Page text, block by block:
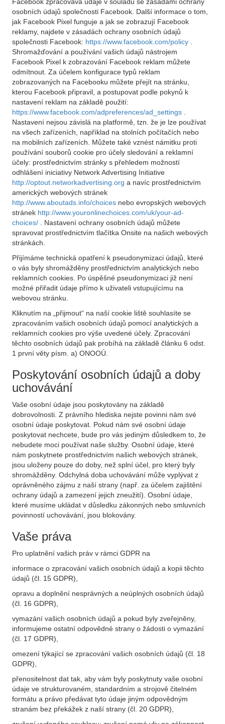
osobních údajů společnosti Facebook. Další informace o tom,
jak Facebook Pixel funguje a jak se zobrazují Facebook
reklamy, najdete v zásadách ochrany osobních údajů
společnosti Facebook: https://www.facebook.com/policy
Shromažďování a používání vašich údajů nástrojem
Facebook Pixel k zobrazování Facebook reklam můžete
odmítnout. Za účelem konfigurace typů reklam
zobrazovaných na Facebooku můžete přejít na stránku,
kterou Facebook připravil, a postupovat podle pokynů k
nastavení reklam na základě použití:
https://www.facebook.com/adpreferences/ad_settings
Nastavení nejsou závislá na platformě, tzn. že je lze používat
na všech zařízeních, například na stolních počítačích nebo
na mobilních zařízeních. Můžete také vznést námitku proti
používání souborů cookie pro účely sledování a reklamní
účely: prostřednictvím stránky s přehledem možností
odhlášení iniciativy Network Advertising Initiative
http://optout.networkadvertising.org a navíc prostřednictvím
amerických webových stránek
http://www.aboutads.info/choices nebo evropských webových
stránek http://www.youronlinechoices.com/uk/your-ad-
choices/
. Nastavení ochrany osobních údajů můžete
spravovat prostřednictvím tlačítka Onsite na našich webových
stránkách.
Přijímáme technická opatření k pseudonymizaci údajů, které
o vás byly shromážděny prostřednictvím analytických nebo
reklamních cookies. Po úspěšné pseudonymizaci již není
možné přiřadit údaje přímo k uživateli vstupujícímu na
webovou stránku.
Kliknutím na „přijmout“ na naší cookie liště souhlasíte se
zpracováním vašich osobních údajů pomocí analytických a
reklamních cookies pro výše uvedené účely. Zpracování
těchto osobních údajů pak probíhá na základě článku 6 odst.
1 první věty písm. a) ONOOÚ.
Poskytování osobních údajů a doby
uchovávání
Vaše osobní údaje jsou poskytovány na základě
dobrovolnosti. Z právního hlediska nejste povinni nám své
osobní údaje poskytovat. Pokud nám své osobní údaje
poskytovat nechcete, bude pro vás jediným důsledkem to, že
nebudete moci používat naše služby. Osobní údaje, které
nám poskytnete prostřednictvím našich webových stránek,
jsou uloženy pouze do doby, než splní účel, pro který byly
shromážděny. Odchylná doba uchovávání může vyplývat z
oprávněného zájmu z naší strany (např. za účelem zajištění
ochrany údajů a zamezení jejich zneužití). Osobní údaje,
které musíme ukládat v důsledku zákonných nebo smluvních
povinností uchovávání, jsou blokovány.
Vaše práva
Pro uplatnění vašich práv v rámci GDPR na
informace o zpracování vašich osobních údajů a kopii těchto
údajů (čl. 15 GDPR),
opravu a doplnění nesprávných a neúplných osobních údajů
(čl. 16 GDPR),
vymazání vašich osobních údajů a pokud byly zveřejněny,
informujeme ostatní odpovědné strany o žádosti o vymazání
(čl. 17 GDPR),
omezení týkající se zpracování vašich osobních údajů (čl. 18
GDPR),
přenositelnost dat tak, aby vám byly poskytnuty vaše osobní
údaje ve strukturovaném, standardním a strojově čitelném
formátu a právo předávat tyto údaje jiným odpovědným
stranám bez překážek z naší strany (čl. 20 GDPR),